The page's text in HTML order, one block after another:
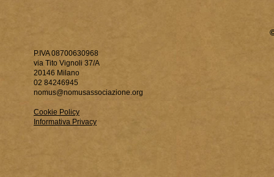
P.IVA 08700630968
via Tito Vignoli 37/A
20146 Milano
02 84246945
nomus@nomusassociazione.org
Cookie Policy
Informativa Privacy